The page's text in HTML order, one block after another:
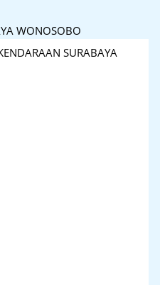
WONOSOBO
SURABAYA